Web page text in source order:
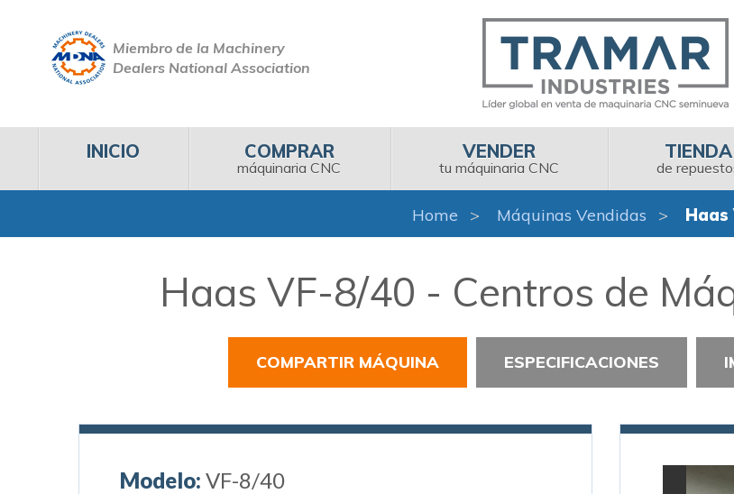
Miembro de la Machinery
Dealers National Association
INICIO COMPRAR
máquinaria CNC
VENDER
tu máquinaria CNC
TIENDA
de
Home Máquinas Vendidas Haas
Haas VF-8/40 - Centros de
COMPARTIR MÁQUINA ESPECIFICACIONES
Modelo: VF-8/40